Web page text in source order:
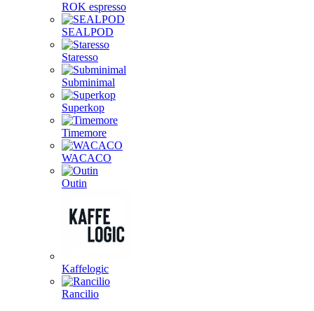
ROK espresso
SEALPOD
Staresso
Subminimal
Superkop
Timemore
WACACO
Outin
Kaffelogic
Rancilio